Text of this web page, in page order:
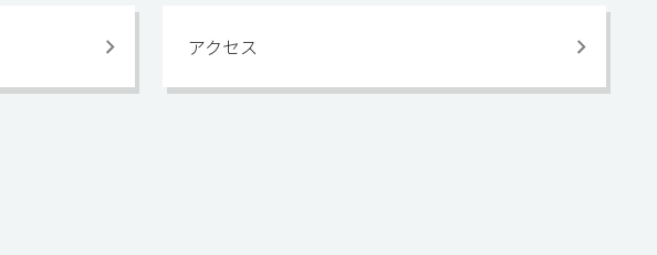
アクセス